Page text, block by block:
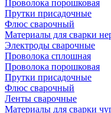
Проволока порошковая
Прутки присадочные
Флюс сварочный
Материалы для сварки
Электроды сварочные
Проволока сплошная
Проволока порошковая
Прутки присадочные
Флюс сварочный
Ленты сварочные
Материалы для сварки